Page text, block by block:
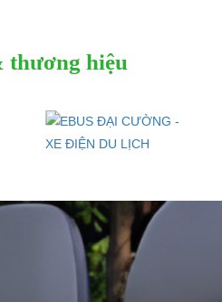
thương hiệu